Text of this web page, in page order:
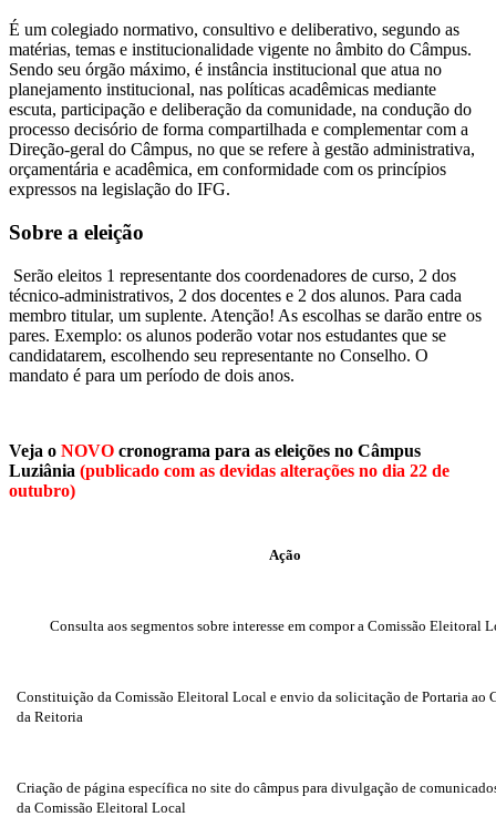
É um colegiado normativo, consultivo e deliberativo, segundo as
matérias, temas e institucionalidade vigente no âmbito do Câmpus.
Sendo seu órgão máximo, é instância institucional que atua no
planejamento institucional, nas políticas acadêmicas mediante
escuta, participação e deliberação da comunidade, na condução do
processo decisório de forma compartilhada e complementar com a
Direção-geral do Câmpus, no que se refere à gestão administrativa,
orçamentária e acadêmica, em conformidade com os princípios
expressos na legislação do IFG.
Sobre a eleição
Serão eleitos 1 representante dos coordenadores de curso, 2 dos
técnico-administrativos, 2 dos docentes e 2 dos alunos. Para cada
membro titular, um suplente. Atenção! As escolhas se darão entre os
pares. Exemplo: os alunos poderão votar nos estudantes que se
candidatarem, escolhendo seu representante no Conselho. O
mandato é para um período de dois anos.
Veja o NOVO cronograma para as eleições no Câmpus
Luziânia (publicado com as devidas alterações no dia 22 de
outubro)
Ação
Consulta aos segmentos sobre interesse em compor a Comissão Eleitoral
Constituição da Comissão Eleitoral Local e envio da solicitação de Portaria ao
da Reitoria
Criação de página específica no site do câmpus para divulgação de
da Comissão Eleitoral Local